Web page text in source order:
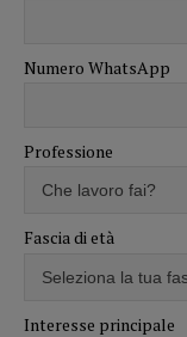
Numero WhatsApp
Professione
Fascia di età
Interesse principale